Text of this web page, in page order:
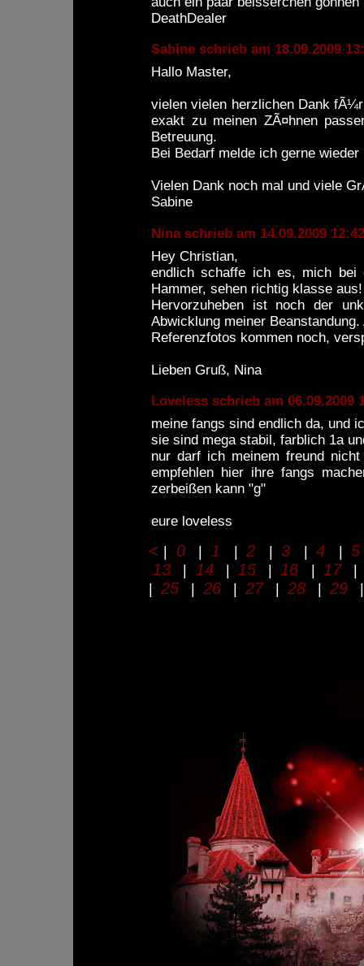
DeathDealer
Sabine schrieb am 18.09.2009
Hallo Master,
vielen vielen herzlichen Dank
exakt zu meinen ZÃ¤hnen
Betreuung.
Bei Bedarf melde ich gerne wieder
Vielen Dank noch mal und viele
Sabine
Nina schrieb am 14.09.2009
Hey Christian,
endlich schaffe ich es, mich bei
Hammer, sehen richtig klasse aus!
Hervorzuheben ist noch der
Abwicklung meiner
Referenzfotos kommen noch,
Lieben Gruß, Nina
Loveless schrieb am 06.09.2009
meine fangs sind endlich da, und
sie sind mega stabil, farblich 1a
nur darf ich meinem freund
empfehlen hier ihre fangs
zerbeißen kann "g"
eure loveless
< | 0 | 1 |2 |3 |4 |5
13 | 14| 15 | 16 | 17
| 25 | 26 | 27| 28 | 29